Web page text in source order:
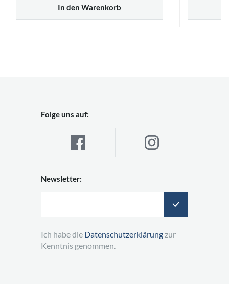
In den Warenkorb
Folge uns auf:
Newsletter:
Ich habe die Datenschutzerklärung zur
Kenntnis genommen.